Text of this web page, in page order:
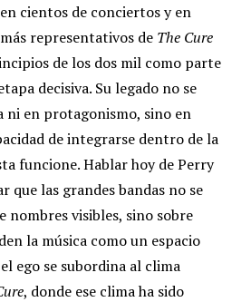
cientos de conciertos y en
representativos de The Cure
de los dos mil como parte
decisiva. Su legado no se
ni en protagonismo, sino en
de integrarse dentro de la
funcione. Hablar hoy de Perry
que las grandes bandas no se
nombres visibles, sino sobre
la música como un espacio
ego se subordina al clima
, donde ese clima ha sido